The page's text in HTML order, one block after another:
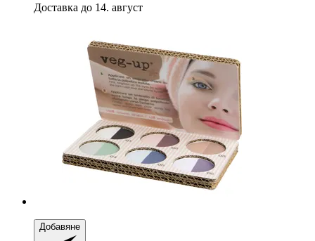
Доставка до 14. август
Добавяне